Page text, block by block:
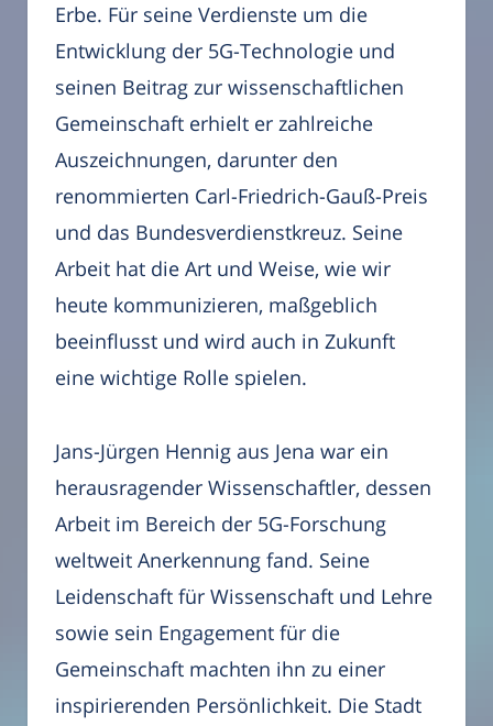
Erbe. Für seine Verdienste um die
Entwicklung der 5G-Technologie und
seinen Beitrag zur wissenschaftlichen
Gemeinschaft erhielt er zahlreiche
Auszeichnungen, darunter den
renommierten Carl-Friedrich-Gauß-Preis
und das Bundesverdienstkreuz. Seine
Arbeit hat die Art und Weise, wie wir
heute kommunizieren, maßgeblich
beeinflusst und wird auch in Zukunft
eine wichtige Rolle spielen.
Jans-Jürgen Hennig aus Jena war ein
herausragender Wissenschaftler, dessen
Arbeit im Bereich der 5G-Forschung
weltweit Anerkennung fand. Seine
Leidenschaft für Wissenschaft und Lehre
sowie sein Engagement für die
Gemeinschaft machten ihn zu einer
inspirierenden Persönlichkeit. Die Stadt